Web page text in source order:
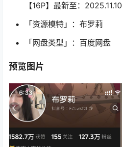
【16P】最新至：2025.11.10
「资源模特」：布罗莉
「网盘类型」：百度网盘
预览图片